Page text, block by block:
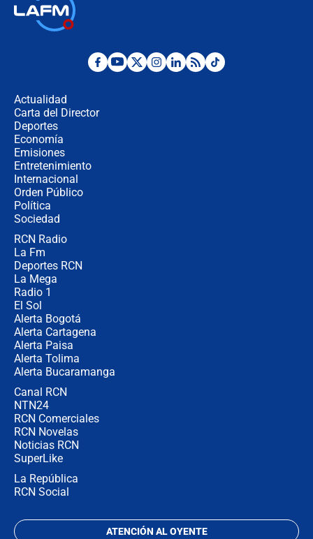
Álvaro Uribe asistirá a la posesión y
Actualidad
Carta del Director
Deportes
Economía
Emisiones
Entretenimiento
Internacional
Orden Público
Política
Sociedad
RCN Radio
La Fm
Deportes RCN
La Mega
Radio 1
El Sol
Alerta Bogotá
Alerta Cartagena
Alerta Paisa
Alerta Tolima
Alerta Bucaramanga
Canal RCN
NTN24
RCN Comerciales
RCN Novelas
Noticias RCN
SuperLike
La República
RCN Social
ATENCIÓN AL OYENTE